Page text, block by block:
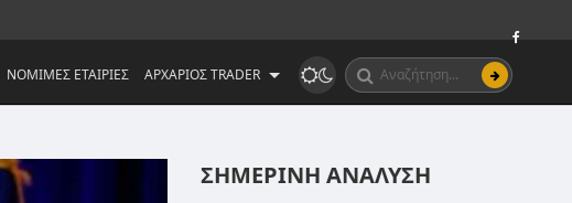
ΝΟΜΙΜΕΣ ΕΤΑΙΡΙΕΣ ΑΡΧΑΡΙΟΣ TRADER
ΣΗΜΕΡΙΝΗ ΑΝΑΛΥΣΗ